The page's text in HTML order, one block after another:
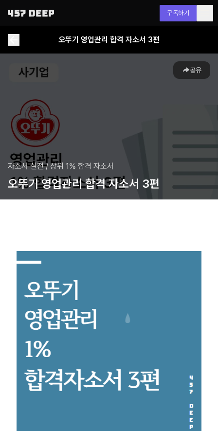
구독하기
오뚜기 영업관리 합격 자소서 3편
공유
자소서 실전/ 상위 1% 합격 자소서
오뚜기 영업관리 합격 자소서 3편